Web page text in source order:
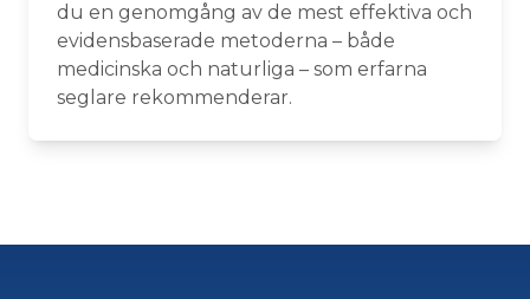
du en genomgång av de mest effektiva och
evidensbaserade metoderna – både
medicinska och naturliga – som erfarna
seglare rekommenderar.